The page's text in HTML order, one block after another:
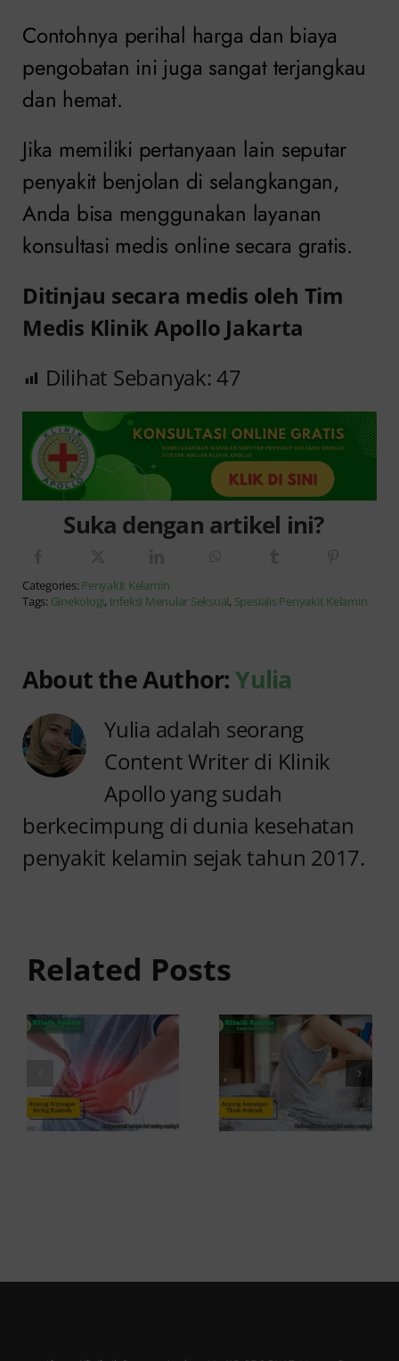
Contohnya perihal harga dan biaya
pengobatan ini juga sangat terjangkau
dan hemat.
Jika memiliki pertanyaan lain seputar
penyakit benjolan di selangkangan,
Anda bisa menggunakan layanan
konsultasi medis online secara gratis.
Ditinjau secara medis oleh Tim
Medis Klinik Apollo Jakarta
Dilihat Sebanyak:47
Suka dengan artikel ini?
Categories: Penyakit Kelamin
Tags: Ginekologi, Infeksi Menular Seksual, Spesialis Penyakit Kelamin
About the Author:Yulia
Yulia adalah seorang
Content Writer di Klinik
Apollo yang sudah
berkecimpung di dunia kesehatan
penyakit kelamin sejak tahun 2017.
Related Posts
Penyebab
Sering
Kambuh
dan Cara
Atasinya
Anyang
Penyebab
dan
Solusinya